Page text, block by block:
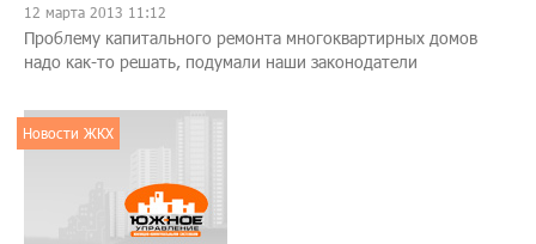
12 марта 2013 11:12
Проблему капитального ремонта многоквартирных домов
надо как-то решать, подумали наши законодатели
Новости ЖКХ